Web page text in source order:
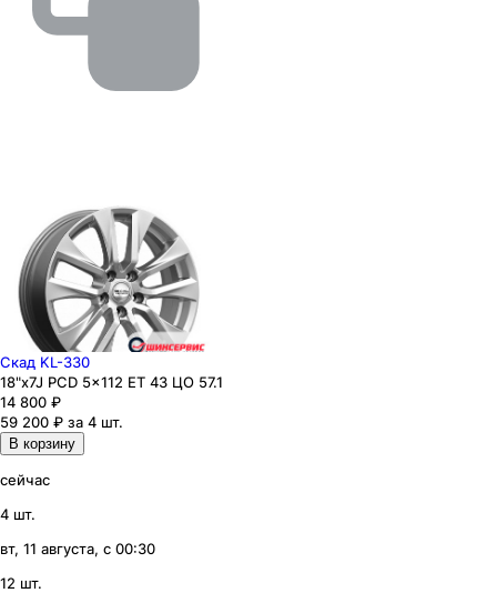
Скад KL-330
18"x7J PCD 5x112 ЕТ 43 ЦО 57.1
14 800 ₽
59 200 ₽ за 4 шт.
В корзину
сейчас
4 шт.
вт, 11 августа, с 00:30
12 шт.